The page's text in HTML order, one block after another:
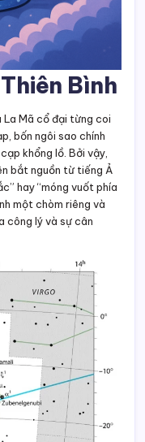
Bình
La Mã cổ đại từng coi
bốn ngôi sao chính
khổng lồ. Bởi vậy,
bắt nguồn từ tiếng Ả
hay “móng vuốt phía
một chòm riêng và
công lý và sự cân